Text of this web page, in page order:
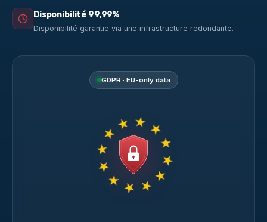
Disponibilité 99,99%
Disponibilité garantie via une infrastructure redondante.
GDPR · EU-only data